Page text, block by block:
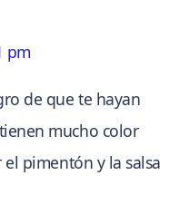
pm
de que te hayan
mucho color
pimentón y la salsa